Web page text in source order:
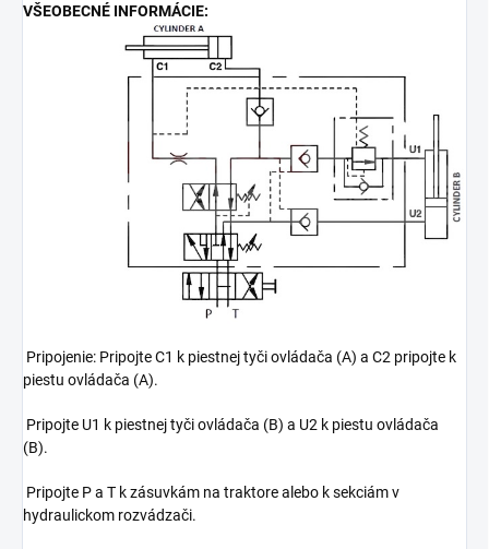
VŠEOBECNÉ INFORMÁCIE:
Pripojenie: Pripojte C1 k piestnej tyči ovládača (A) a C2 pripojte k
piestu ovládača (A).
Pripojte U1 k piestnej tyči ovládača (B) a U2 k piestu ovládača
(B).
Pripojte P a T k zásuvkám na traktore alebo k sekciám v
hydraulickom rozvádzači.